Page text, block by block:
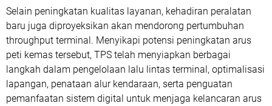
Selain peningkatan kualitas layanan, kehadiran peralatan
baru juga diproyeksikan akan mendorong pertumbuhan
throughput terminal. Menyikapi potensi peningkatan arus
peti kemas tersebut, TPS telah menyiapkan berbagai
langkah dalam pengelolaan lalu lintas terminal, optimalisasi
lapangan, penataan alur kendaraan, serta penguatan
pemanfaatan sistem digital untuk menjaga kelancaran arus